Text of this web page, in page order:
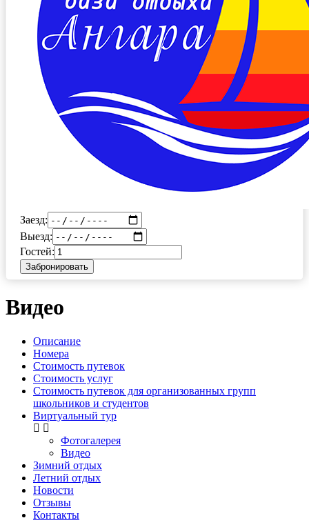
Заезд:
Выезд:
Гостей:
Забронировать
Видео
Описание
Номера
Стоимость путевок
Стоимость услуг
Стоимость путевок для организованных групп
школьников и студентов
Виртуальный тур
Фотогалерея
Видео
Зимний отдых
Летний отдых
Новости
Отзывы
Контакты